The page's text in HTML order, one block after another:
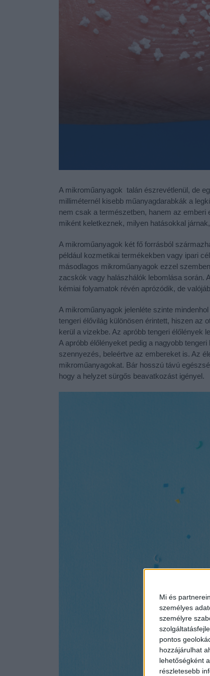
Mi és
személyes
személyre
pontos
hozzájárulhat
lehetőségként
részletesebb
A mikroműanyagok talán észrevétlenül, de
milliméternél kisebb műanyagdarabkák a
nem csak a természetben, hanem az
miként keletkeznek, milyen hatásokkal
A mikroműanyagok két fő forrásból
például kozmetikai termékekben vagy ipari
másodlagos mikroműanyagok ezzel
zacskók vagy halászhálók lebomlása során.
kémiai folyamatok révén aprózódik, de
A mikroműanyagok jelenléte szinte
tengeri élővilág különösen érintett, hiszen az
kerül a vizekbe. Az apróbb tengeri élőlények
A apróbb élőlényeket pedig a nagyobb
szennyezés, beleértve az embereket is. Az
mikroműanyagokat. Bár hosszú távú
hogy a helyzet sürgős beavatkozást igényel.